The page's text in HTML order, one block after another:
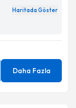
Haritada Göster
Daha Fazla